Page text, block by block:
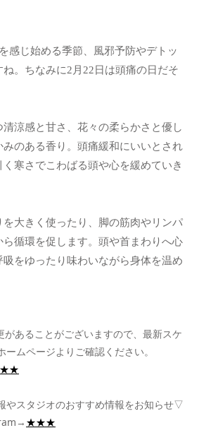
感じ始める季節、風邪予防やデトッ
。ちなみに2月22日は頭痛の日だそ
涼感と甘さ、花々の柔らかさと優し
みのある香り。頭痛緩和にいいとされ
寒さでこわばる頭や心を緩めていき
を大きく使ったり、脚の筋肉やリンパ
循環を促します。頭や首まわりへ心
をゆったり味わいながら身体を温め
あることがございますので、最新スケ
ムページよりご確認ください。
やスタジオのおすすめ情報をお知らせ▽
★★★